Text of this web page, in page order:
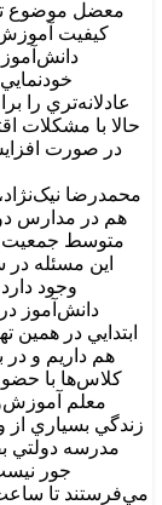
معضل موضوع
کيفيت آموزش
عادلانه‌تري را
حالا با مشکلات
در صورت
محمدرضا
هم در مدارس
متوسط جمعيت،
اين مسئله در
وجود
هم داريم و
معلم
زندگي بسياري از
مدرسه دولتي
جور
مي‌فرستند تا